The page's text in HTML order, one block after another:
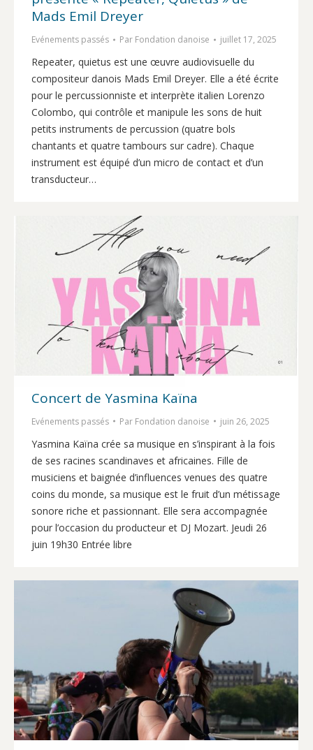
Mads Emil Dreyer
Evénements passés Par Fondation danoise juillet 17, 2025
Repeater, quietus est une œuvre audiovisuelle du
compositeur danois Mads Emil Dreyer. Elle a été écrite
pour le percussionniste et interprète italien Lorenzo
Colombo, qui contrôle et manipule les sons de huit
petits instruments de percussion (quatre bols
chantants et quatre tambours sur cadre). Chaque
instrument est équipé d’un micro de contact et d’un
transducteur…
Concert de Yasmina Kaïna
Evénements passés Par Fondation danoise juin 26, 2025
Yasmina Kaïna crée sa musique en s’inspirant à la fois
de ses racines scandinaves et africaines. Fille de
musiciens et baignée d’influences venues des quatre
coins du monde, sa musique est le fruit d’un métissage
sonore riche et passionnant. Elle sera accompagnée
pour l’occasion du producteur et DJ Mozart. Jeudi 26
juin 19h30 Entrée libre